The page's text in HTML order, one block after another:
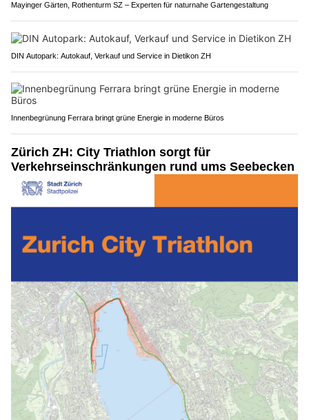
Mayinger Gärten, Rothenturm SZ – Experten für naturnahe Gartengestaltung
DIN Autopark: Autokauf, Verkauf und Service in Dietikon ZH
Innenbegrünung Ferrara bringt grüne Energie in moderne Büros
Zürich ZH: City Triathlon sorgt für
Verkehrseinschränkungen rund ums Seebecken